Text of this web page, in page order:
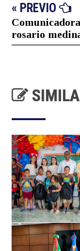
« PREVIO
Comunicadora
rosario